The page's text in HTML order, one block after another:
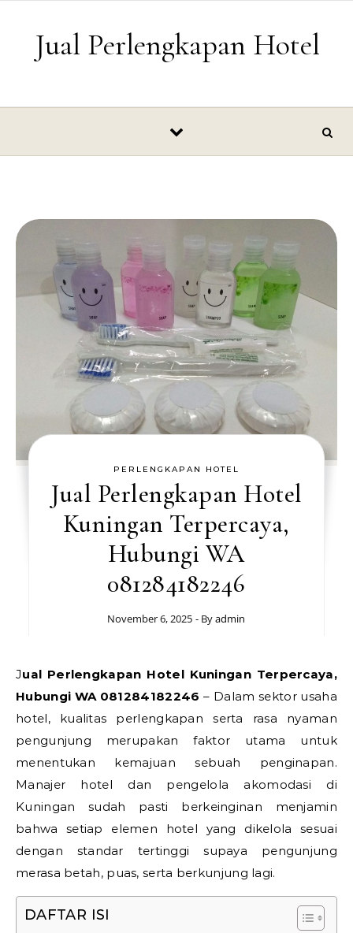
Jual Perlengkapan Hotel
PERLENGKAPAN HOTEL
Jual Perlengkapan Hotel
Kuningan Terpercaya,
Hubungi WA
081284182246
November 6, 2025 - Byadmin
Jual Perlengkapan Hotel Kuningan Terpercaya,
Hubungi WA 081284182246 – Dalam sektor usaha
hotel, kualitas perlengkapan serta rasa nyaman
pengunjung merupakan faktor utama untuk
menentukan kemajuan sebuah penginapan.
Manajer hotel dan pengelola akomodasi di
Kuningan sudah pasti berkeinginan menjamin
bahwa setiap elemen hotel yang dikelola sesuai
dengan standar tertinggi supaya pengunjung
merasa betah, puas, serta berkunjung lagi.
DAFTAR ISI